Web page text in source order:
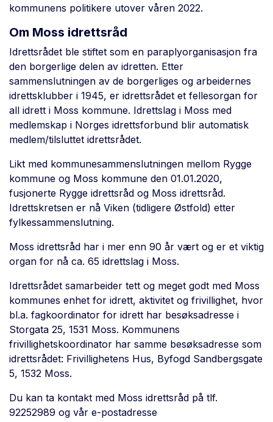
kommunens politikere utover våren 2022.
Om Moss idrettsråd
Idrettsrådet ble stiftet som en paraplyorganisasjon fra
den borgerlige delen av idretten. Etter
sammenslutningen av de borgerliges og arbeidernes
idrettsklubber i 1945, er idrettsrådet et fellesorgan for
all idrett i Moss kommune. Idrettslag i Moss med
medlemskap i Norges idrettsforbund blir automatisk
medlem/tilsluttet idrettsrådet.
Likt med kommunesammenslutningen mellom Rygge
kommune og Moss kommune den 01.01.2020,
fusjonerte Rygge idrettsråd og Moss idrettsråd.
Idrettskretsen er nå Viken (tidligere Østfold) etter
fylkessammenslutning.
Moss idrettsråd har i mer enn 90 år vært og er et viktig
organ for nå ca. 65 idrettslag i Moss.
Idrettsrådet samarbeider tett og meget godt med Moss
kommunes enhet for idrett, aktivitet og frivillighet, hvor
bl.a. fagkoordinator for idrett har besøksadresse i
Storgata 25, 1531 Moss. Kommunens
frivillighetskoordinator har samme besøksadresse som
idrettsrådet: Frivillighetens Hus, Byfogd Sandbergsgate
5, 1532 Moss.
Du kan ta kontakt med Moss idrettsråd på tlf.
92252989 og vår e-postadresse